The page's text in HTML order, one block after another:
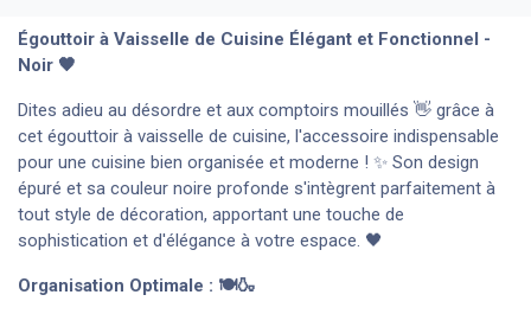
Égouttoir à Vaisselle de Cuisine Élégant et Fonctionnel -
Noir 🖤
Dites adieu au désordre et aux comptoirs mouillés 👋 grâce à
cet égouttoir à vaisselle de cuisine, l'accessoire indispensable
pour une cuisine bien organisée et moderne ! ✨ Son design
épuré et sa couleur noire profonde s'intègrent parfaitement à
tout style de décoration, apportant une touche de
sophistication et d'élégance à votre espace. 🖤
Organisation Optimale : 🍽️🍶